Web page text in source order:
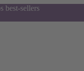
best-sellers